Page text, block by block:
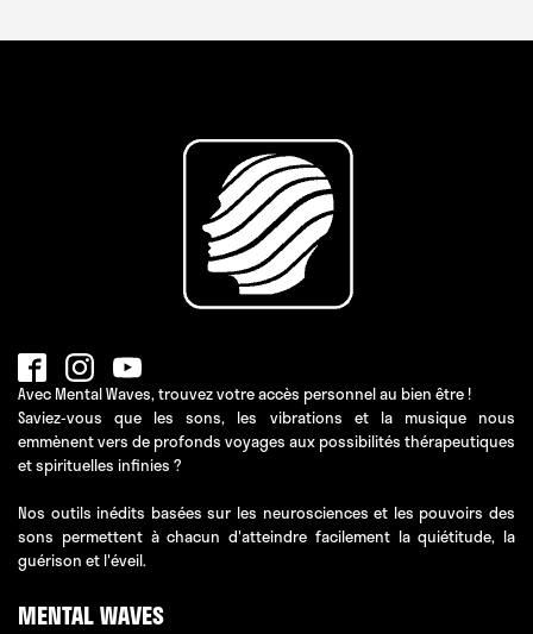
Avec Mental Waves, trouvez votre accès personnel au bien être !
Saviez-vous que les sons, les vibrations et la musique nous
emmènent vers de profonds voyages aux possibilités thérapeutiques
et spirituelles infinies ?
Nos outils inédits basées sur les neurosciences et les pouvoirs des
sons permettent à chacun d'atteindre facilement la quiétitude, la
guérison et l'éveil.
MENTAL WAVES